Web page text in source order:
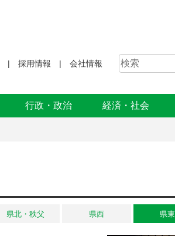
採用情報 会社情報
行政・政治 経済・社会
県北・秩父 県西 県東